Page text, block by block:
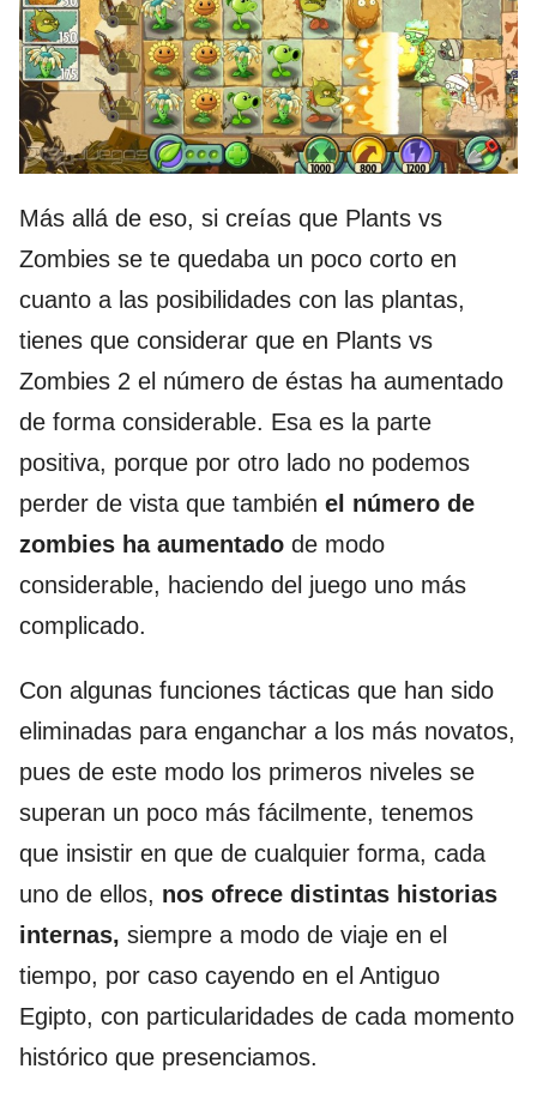
Más allá de eso, si creías que Plants vs
Zombies se te quedaba un poco corto en
cuanto a las posibilidades con las plantas,
tienes que considerar que en Plants vs
Zombies 2 el número de éstas ha aumentado
de forma considerable. Esa es la parte
positiva, porque por otro lado no podemos
perder de vista que también el número de
zombies ha aumentado de modo
considerable, haciendo del juego uno más
complicado.
Con algunas funciones tácticas que han sido
eliminadas para enganchar a los más novatos,
pues de este modo los primeros niveles se
superan un poco más fácilmente, tenemos
que insistir en que de cualquier forma, cada
uno de ellos, nos ofrece distintas historias
internas, siempre a modo de viaje en el
tiempo, por caso cayendo en el Antiguo
Egipto, con particularidades de cada momento
histórico que presenciamos.